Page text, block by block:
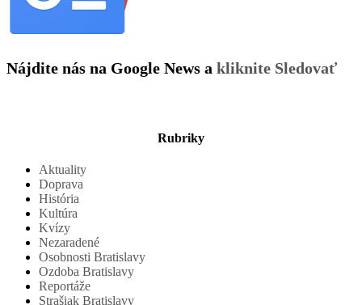
Nájdite nás na Google News a kliknite Sledovať
Rubriky
Aktuality
Doprava
História
Kultúra
Kvízy
Nezaradené
Osobnosti Bratislavy
Ozdoba Bratislavy
Reportáže
Strašiak Bratislavy